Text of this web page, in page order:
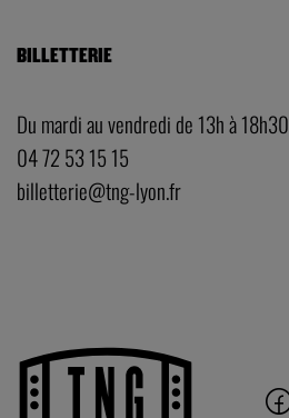
BILLETTERIE
Du mardi au vendredi de 13h à 18h30
04 72 53 15 15
billetterie@tng-lyon.fr